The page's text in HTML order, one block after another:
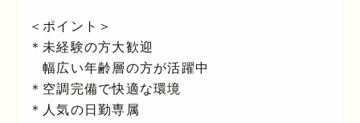
＜ポイント＞
＊未経験の方大歓迎
幅広い年齢層の方が活躍中
＊空調完備で快適な環境
＊人気の日勤専属